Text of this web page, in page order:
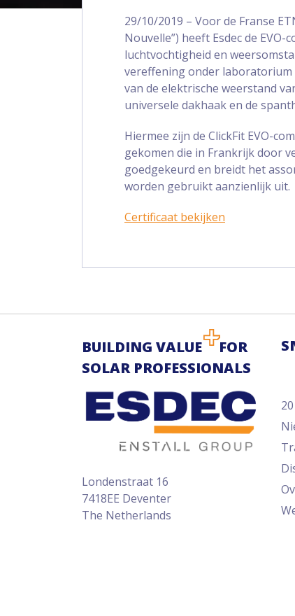
29/10/2019 – Voor de Franse
Nouvelle”) heeft Esdec de
luchtvochtigheid en
vereffening onder laboratorium
van de elektrische weerstand
universele dakhaak en de
Hiermee zijn de ClickFit EVO-
gekomen die in Frankrijk door
goedgekeurd en breidt het
worden gebruikt aanzienlijk uit.
Certificaat bekijken
BUILDING VALUE
FOR
SOLAR PROFESSIONALS
Londenstraat 16
7418EE Deventer
The Netherlands